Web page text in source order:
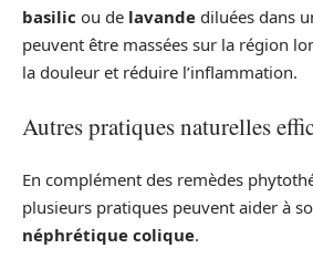
basilic ou de lavande diluées dans
peuvent être massées sur la région
la douleur et réduire l’inflammation.
Autres pratiques naturelles
En complément des remèdes
plusieurs pratiques peuvent aider à
néphrétique colique.